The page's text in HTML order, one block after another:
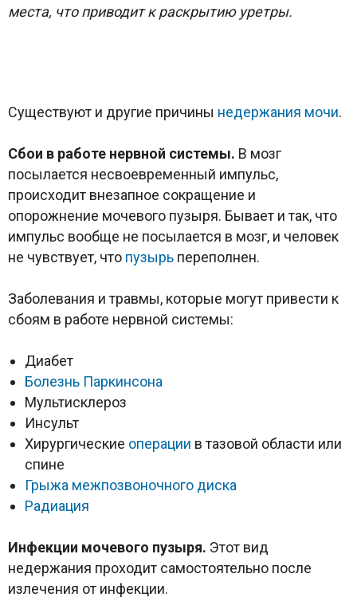
места, что приводит к раскрытию уретры.
Существуют и другие причины недержания мочи.
Сбои в работе нервной системы. В мозг
посылается несвоевременный импульс,
происходит внезапное сокращение и
опорожнение мочевого пузыря. Бывает и так, что
импульс вообще не посылается в мозг, и человек
не чувствует, что пузырь переполнен.
Заболевания и травмы, которые могут привести к
сбоям в работе нервной системы:
Диабет
Болезнь Паркинсона
Мультисклероз
Инсульт
Хирургические операции в тазовой области или
спине
Грыжа межпозвоночного диска
Радиация
Инфекции мочевого пузыря. Этот вид
недержания проходит самостоятельно после
излечения от инфекции.